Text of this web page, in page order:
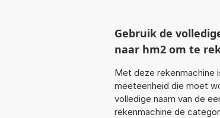
Gebruik de
naar hm2 om te
Met deze rekenmachine
meeteenheid die moet
volledige naam van de
rekenmachine de